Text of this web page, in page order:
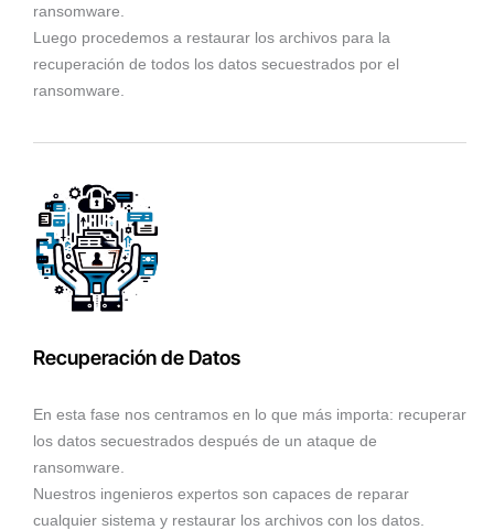
ransomware.
Luego procedemos a restaurar los archivos para la
recuperación de todos los datos secuestrados por el
ransomware.
Recuperación de Datos
En esta fase nos centramos en lo que más importa: recuperar
los datos secuestrados después de un ataque de
ransomware.
Nuestros ingenieros expertos son capaces de reparar
cualquier sistema y restaurar los archivos con los datos.